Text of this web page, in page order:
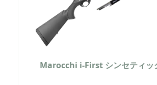
Marocchi i-First シンセティッ